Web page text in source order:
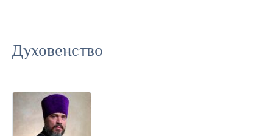
Духовенство